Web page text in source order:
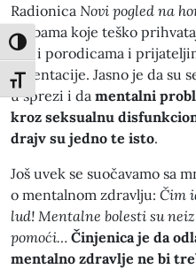
Toggle High Contrast
Toggle Font size
Radionica Novi pogled na
osobama koje teško
kao i porodicama i
orijentacije. Jasno je da su
u sprezi i da mentalni
kroz seksualnu
drajv su jedno te isto.
Još uvek se suočavamo sa
o mentalnom zdravlju: Čim
lud! Mentalne bolesti su
pomoći… Činjenica je da
mentalno zdravlje ne bi